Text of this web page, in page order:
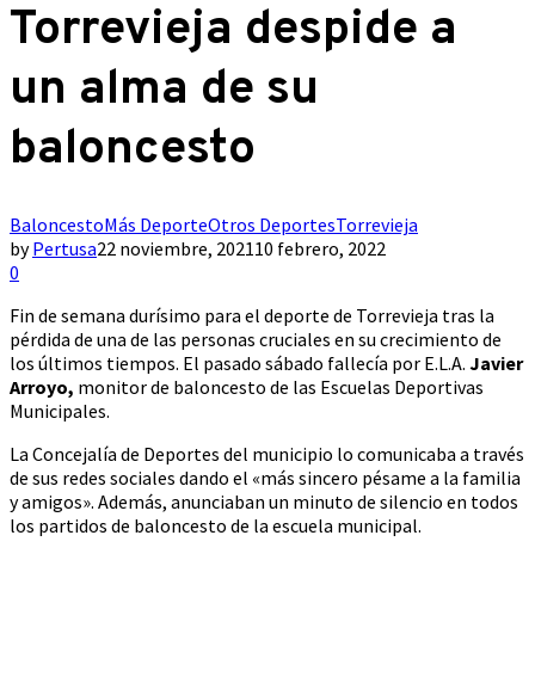
Torrevieja despide a
un alma de su
baloncesto
BaloncestoMás DeporteOtros DeportesTorrevieja
byPertusa22 noviembre, 202110 febrero, 2022
0
Fin de semana durísimo para el deporte de Torrevieja tras la
pérdida de una de las personas cruciales en su crecimiento de
los últimos tiempos. El pasado sábado fallecía por E.L.A. Javier
Arroyo, monitor de baloncesto de las Escuelas Deportivas
Municipales.
La Concejalía de Deportes del municipio lo comunicaba a través
de sus redes sociales dando el «más sincero pésame a la familia
y amigos». Además, anunciaban un minuto de silencio en todos
los partidos de baloncesto de la escuela municipal.